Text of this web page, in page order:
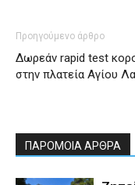
Προηγούμενο άρθρο
Δωρεάν rapid test
στην πλατεία Αγίου
ΠΑΡΟΜΟΙΑ ΑΡΘΡΑ